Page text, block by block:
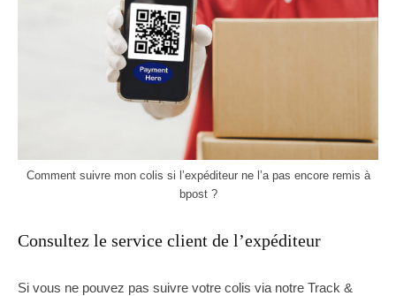
Comment suivre mon colis si l’expéditeur ne l’a pas encore remis à
bpost ?
Consultez le service client de l’expéditeur
Si vous ne pouvez pas suivre votre colis via notre Track &